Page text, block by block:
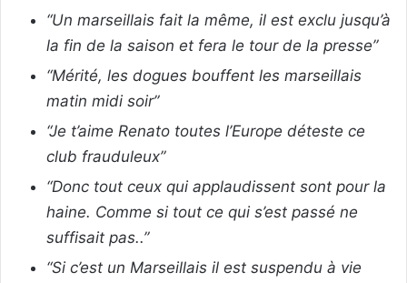
“Un marseillais fait la même, il est exclu jusqu’à
la fin de la saison et fera le tour de la presse”
“Mérité, les dogues bouffent les marseillais
matin midi soir”
“Je t’aime Renato toutes l’Europe déteste ce
club frauduleux”
“Donc tout ceux qui applaudissent sont pour la
haine. Comme si tout ce qui s’est passé ne
suffisait pas..”
“Si c’est un Marseillais il est suspendu à vie